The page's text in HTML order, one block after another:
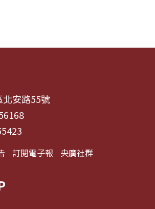
安路55號
訂閱電子報 央廣社群